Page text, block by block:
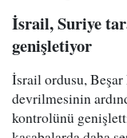
İsrail, Suriye
genişletiyor
İsrail ordusu,
devrilmesinin
kontrolünü